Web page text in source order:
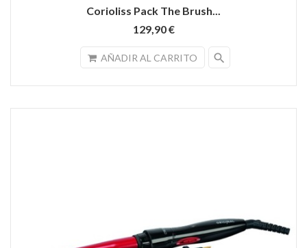
Corioliss Pack The Brush...
129,90 €
AÑADIR AL CARRITO search